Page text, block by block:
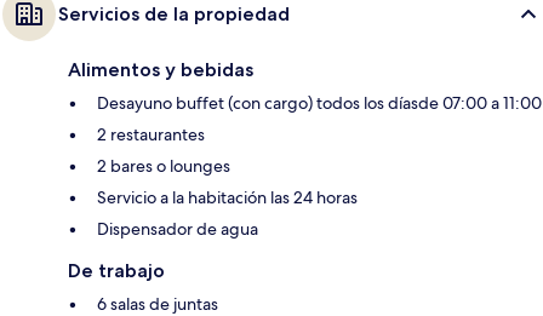
Servicios de la propiedad
Alimentos y bebidas
Desayuno buffet (con cargo) todos los díasde 07:00 a 11:00
2 restaurantes
2 bares o lounges
Servicio a la habitación las 24 horas
Dispensador de agua
De trabajo
6 salas de juntas